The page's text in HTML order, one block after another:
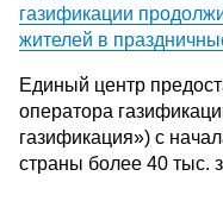
газификации
жителей в
Единый центр
оператора
газификация») с
страны более 40 тыс.